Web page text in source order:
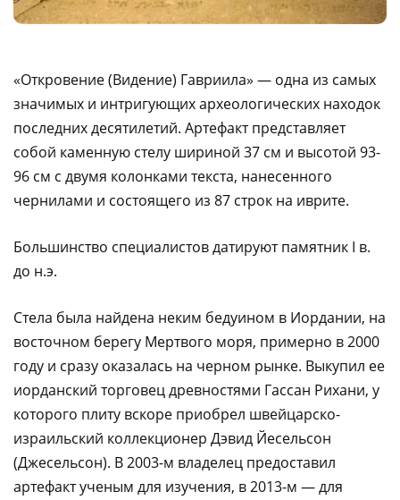
«Откровение (Видение) Гавриила» — одна из самых
значимых и интригующих археологических находок
последних десятилетий. Артефакт представляет
собой каменную стелу шириной 37 см и высотой 93-
96 см с двумя колонками текста, нанесенного
чернилами и состоящего из 87 строк на иврите.
Большинство специалистов датируют памятник I в.
до н.э.
Стела была найдена неким бедуином в Иордании, на
восточном берегу Мертвого моря, примерно в 2000
году и сразу оказалась на черном рынке. Выкупил ее
иорданский торговец древностями Гассан Рихани, у
которого плиту вскоре приобрел швейцарско-
израильский коллекционер Дэвид Йесельсон
(Джесельсон). В 2003-м владелец предоставил
артефакт ученым для изучения, в 2013-м — для